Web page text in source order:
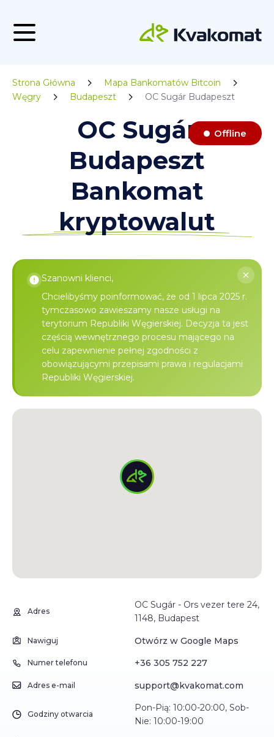
Strona Główna
Mapa Bankomatów Bitcoin
Węgry
Budapeszt OC Sugár Budapeszt
OC Sugár
Budapeszt
Bankomat
kryptowalut
Offline
Szanowni klienci,
Chcielibyśmy poinformować, że od 1 lipca 2025 r.
tymczasowo zawieszamy nasze usługi na
terytorium Republiki Węgierskiej. Decyzja ta jest
częścią wewnętrznego procesu mającego na
celu zapewnienie pełnej zgodności z
obowiązującymi przepisami prawa i regulacjami
Republiki Węgierskiej.
Adres
OC Sugár - Ors vezer tere 24,
1148, Budapest
Nawiguj Otwórz w Google Maps
Numer telefonu +36 305 752 227
Adres e-mail support@kvakomat.com
Godziny otwarcia
Pon-Pią: 10:00-20:00, Sob-
Nie: 10:00-19:00